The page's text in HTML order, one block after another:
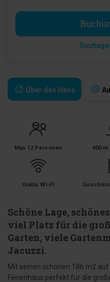
Über das Haus
Max 12 Personen 400
Gratis Wi-Fi
Schöne Lage,
viel Platz für die
Garten, viele
Jacuzzi.
Mit seinen schönen 186 m2
Ferienhaus perfekt für die